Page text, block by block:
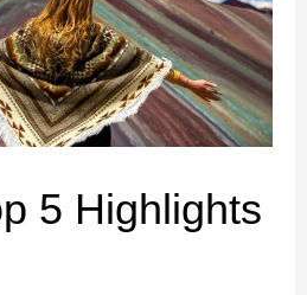
5 Highlights